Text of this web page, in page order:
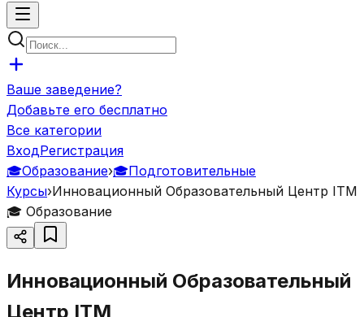
Ваше заведение?
Добавьте его бесплатно
Все категории
ВходРегистрация
🎓Образование›🎓Подготовительные
Курсы›Инновационный Образовательный Центр ITM
🎓 Образование
Инновационный Образовательный
Центр ITM